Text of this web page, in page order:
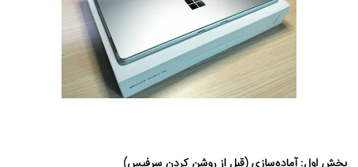
بخش اول: آماده‌سازی (قبل از روشن کردن سرفیس)